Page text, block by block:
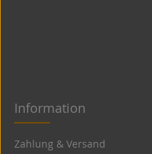
Information
Zahlung & Versand